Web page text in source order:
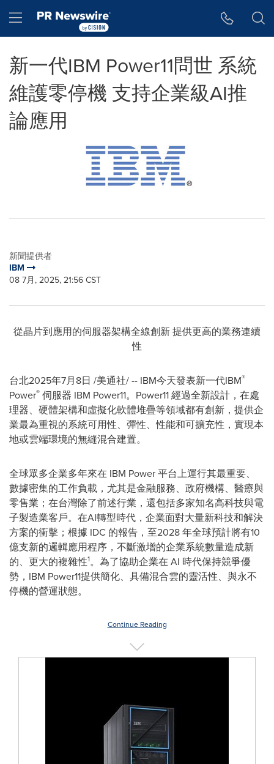
Hamburger menu
新一代IBM Power11問世 系統
維護零停機 支持企業級AI推
論應用
新聞提供者
IBM
08 7月, 2025, 21:56 CST
從晶片到應用的伺服器架構全線創新 提供更高的業務連續
性
台北2025年7月8日 /美通社/ -- IBM今天發表新一代IBM®
Power® 伺服器 IBM Power11。Power11 經過全新設計，在處
理器、硬體架構和虛擬化軟體堆疊等領域都有創新，提供企
業最為重視的系統可用性、彈性、性能和可擴充性，實現本
地或雲端環境的無縫混合建置。
全球眾多企業多年來在 IBM Power 平台上運行其最重要、
數據密集的工作負載，尤其是金融服務、政府機構、醫療與
零售業；在台灣除了前述行業，還包括多家知名高科技與電
子製造業客戶。在AI轉型時代，企業面對大量新科技和解決
方案的衝擊；根據 IDC 的報告，至2028 年全球預計將有10
億支新的邏輯應用程序，不斷激增的企業系統數量造成新
的、更大的複雜性1。為了協助企業在 AI 時代保持競爭優
勢，IBM Power11提供簡化、具備混合雲的靈活性、與永不
停機的營運狀態。
Continue Reading